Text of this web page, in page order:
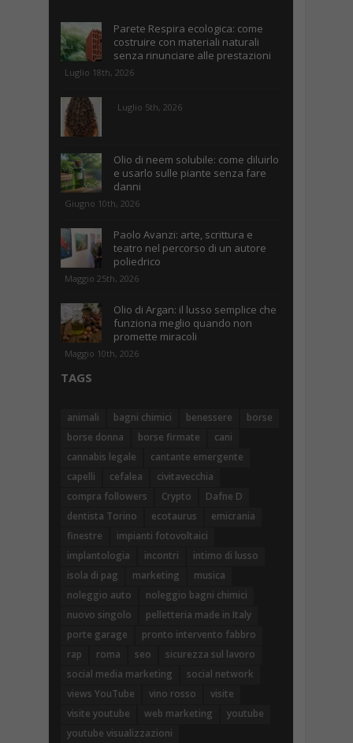
Parete Respira ecologica: come
costruire con materiali naturali
senza rinunciare alle prestazioni
Luglio 18th, 2026
Luglio 5th, 2026
Olio di neem solubile: come diluirlo
e usarlo sulle piante senza fare
danni
Giugno 10th, 2026
Paolo Avanzi: arte, scrittura e
teatro nel percorso di un autore
poliedrico
Maggio 25th, 2026
Olio di Argan: il lusso semplice che
funziona meglio quando non
promette miracoli
Maggio 10th, 2026
TAGS
animali bagni chimici benessere
borse
borse donna
borse firmate
cani
cannabis legale
cantante emergente
capelli
cefalea
civitavecchia
compra followers
Crypto
Dafne D
dentista Torino
ecotaurus
emicrania
finestre
impianti fotovoltaici
implantologia
incontri
intimo di lusso
isola di pag
marketing
musica
noleggio auto
noleggio bagni chimici
nuovo singolo
pelletteria made in Italy
porte garage
pronto intervento fabbro
rap
roma seo
sicurezza sul lavoro
social media marketing
social network
views YouTube
vino rosso
visite
visite youtube
web marketing
youtube
youtube visualizzazioni